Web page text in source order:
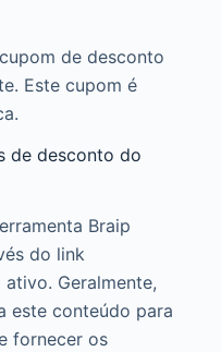
de desconto
Este cupom é
de desconto do
Braip
do link
Geralmente,
este conteúdo para
fornecer os